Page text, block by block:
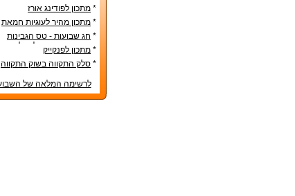
* מתכון לפודינג אורז
* מתכון מהיר לעוגיות חמאת
בוטנים
* חג שבועות - טס הגבינות
טס בטרם הונח על שולחן
החג
* מתכון לפנקייק
* סלק התקווה בשוק התקווה
לרשימה המלאה של